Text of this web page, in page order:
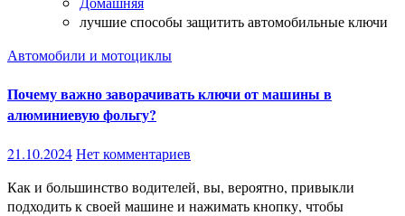
лучшие способы защитить автомобильные ключи
Автомобили и мотоциклы
Почему важно заворачивать ключи от машины в
алюминиевую фольгу?
21.10.2024Нет комментариев
Как и большинство водителей, вы, вероятно, привыкли
подходить к своей машине и нажимать кнопку, чтобы